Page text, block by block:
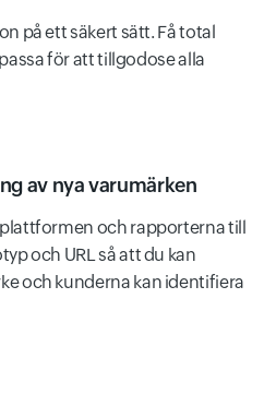
på ett säkert sätt. Få total
för att tillgodose alla
av nya varumärken
och rapporterna till
och URL så att du kan
och kunderna kan identifiera